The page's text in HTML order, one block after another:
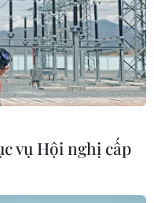
trong năm với
Mỹ (Fed) thông báo
vụ Hội nghị cấp